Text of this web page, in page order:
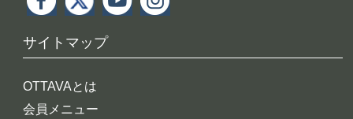
サイトマップ
OTTAVAとは
会員メニュー